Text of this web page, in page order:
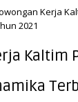
Kerja
2021
Kaltim